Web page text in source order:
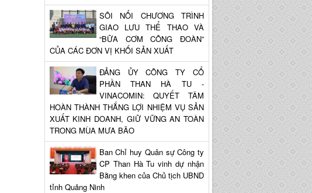
SÔI NỔI CHƯƠNG TRÌNH
GIAO LƯU THỂ THAO VÀ
“BỮA CƠM CÔNG ĐOÀN”
CỦA CÁC ĐƠN VỊ KHỐI SẢN XUẤT
ĐẢNG ỦY CÔNG TY CỔ
PHẦN THAN HÀ TU -
VINACOMIN: QUYẾT TÂM
HOÀN THÀNH THẮNG LỢI NHIỆM VỤ SẢN
XUẤT KINH DOANH, GIỮ VỮNG AN TOÀN
TRONG MÙA MƯA BÃO
Ban Chỉ huy Quân sự Công ty
CP Than Hà Tu vinh dự nhận
Bằng khen của Chủ tịch UBND
tỉnh Quảng Ninh